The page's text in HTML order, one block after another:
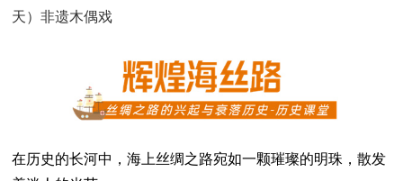
天）非遗木偶戏
在历史的长河中，海上丝绸之路宛如一颗璀璨的明珠，散发